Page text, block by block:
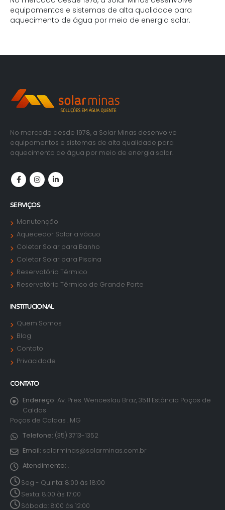
equipamentos e sistemas de alta qualidade para
aquecimento de água por meio de energia solar.
No mercado desde 1978, a Solar Minas desenvolve
equipamentos e sistemas de alta qualidade para
aquecimento de água por meio de energia solar.
SERVIÇOS
Manutenção
Aquecedor Solar a vácuo
Coletor Solar para Banho
Coletor Solar para Piscina
Reservatório Térmico
Reservatório Térmico de Grande Porte
INSTITUCIONAL
Quem Somos
Blog
Contato
Privacidade
CONTATO
Endereço: Av. Pres. Wenceslau Braz, 3511 Estância Poços de
Caldas
Poços de Caldas . MG
Telefone: (35) 3713-1352
Email: solarminas@solarminas.com.br
Atendimento: .
Seg - Quinta: 8:00 às 18:00
Sexta: 8:00 às 17:00
Sábado: 8:00 às 12:00